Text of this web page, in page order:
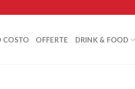
COSTO OFFERTE DRINK & FOOD